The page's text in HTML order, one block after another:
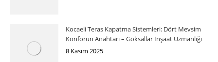
Kocaeli Teras Kapatma Sistemleri: Dört Mevsim
Konforun Anahtarı – Göksallar İnşaat Uzmanlığı
8 Kasım 2025